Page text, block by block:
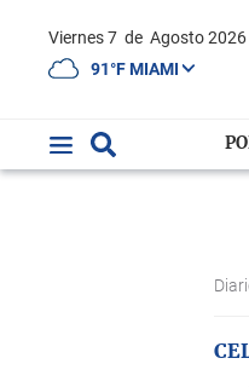
Viernes 7 de Agosto 2026
91°F MIAMI